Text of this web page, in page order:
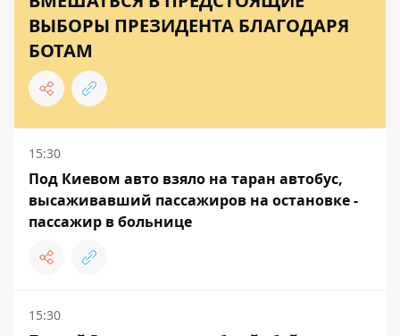
ВЫБОРЫ ПРЕЗИДЕНТА БЛАГОДАРЯ
БОТАМ
15:30
Под Киевом авто взяло на таран автобус,
высаживавший пассажиров на остановке -
пассажир в больнице
15:30